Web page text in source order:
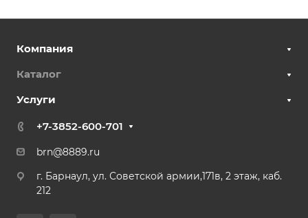
Компания
Каталог
Услуги
+7-3852-600-701
brn@8889.ru
г. Барнаул, ул. Советской армии,171в, 2 этаж, каб.
212